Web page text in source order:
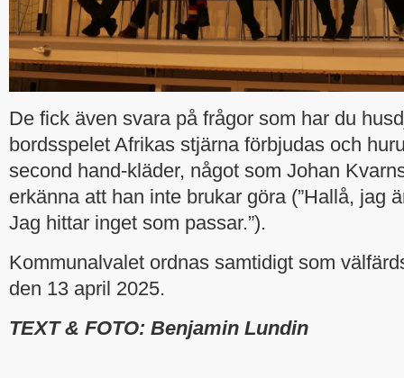
De fick även svara på frågor som har du
bordsspelet Afrikas stjärna förbjudas och
second hand-kläder, något som Johan
erkänna att han inte brukar göra (”Hallå, jag
Jag hittar inget som passar.”).
Kommunalvalet ordnas samtidigt som
den 13 april 2025.
TEXT & FOTO: Benjamin Lundin